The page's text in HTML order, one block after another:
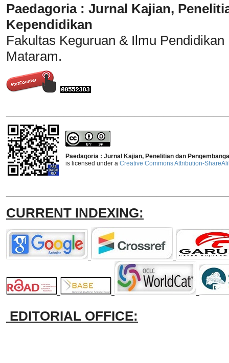
Paedagoria : Jurnal Kajian,
Kependidikan
Fakultas Keguruan & Ilmu
Mataram.
Paedagoria : Jurnal Kajian, Penelitian dan
is licensed under a Creative Commons Attribution-
CURRENT INDEXING:
EDITORIAL OFFICE: